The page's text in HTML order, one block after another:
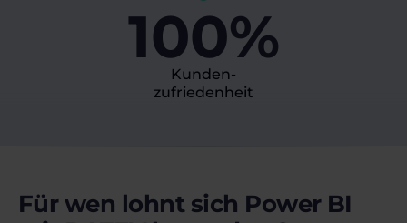
100%
Kunden-
zufriedenheit
Für wen lohnt sich Power BI